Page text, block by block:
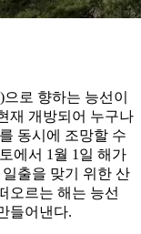
로 향하는 능선이
재 개방되어 누구나
동시에 조망할 수
에서 1월 1일 해가
출을 맞기 위한 산
오르는 해는 능선
들어낸다.